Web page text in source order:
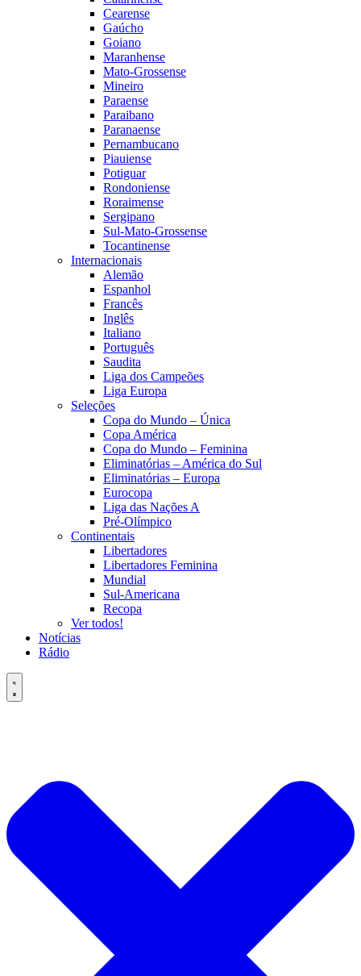
Cearense
Gaúcho
Goiano
Maranhense
Mato-Grossense
Mineiro
Paraense
Paraibano
Paranaense
Pernambucano
Piauiense
Potiguar
Rondoniense
Roraimense
Sergipano
Sul-Mato-Grossense
Tocantinense
Internacionais
Alemão
Espanhol
Francês
Inglês
Italiano
Português
Saudita
Liga dos Campeões
Liga Europa
Seleções
Copa do Mundo – Única
Copa América
Copa do Mundo – Feminina
Eliminatórias – América do Sul
Eliminatórias – Europa
Eurocopa
Liga das Nações A
Pré-Olímpico
Continentais
Libertadores
Libertadores Feminina
Mundial
Sul-Americana
Recopa
Ver todos!
Notícias
Rádio